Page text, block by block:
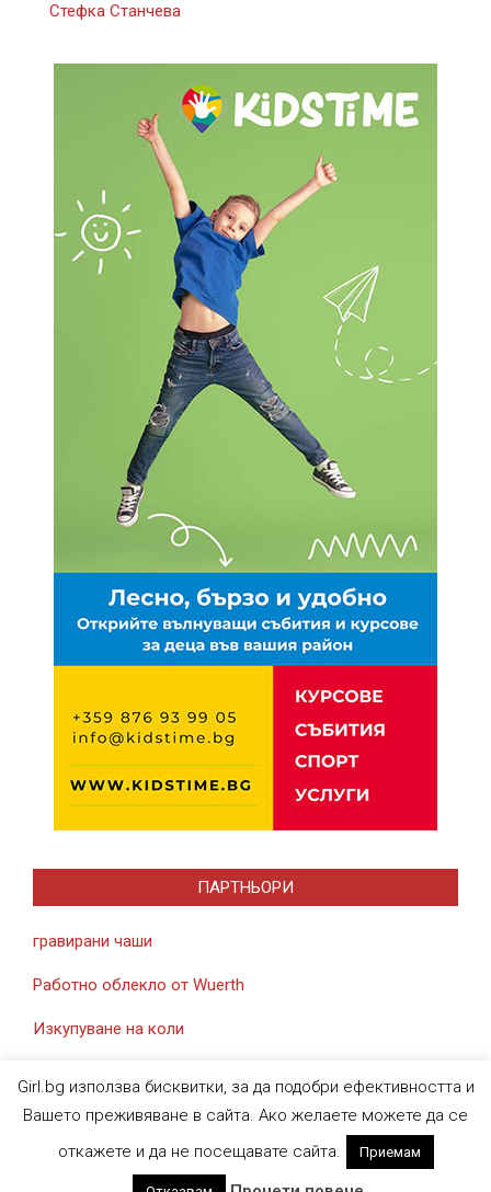
Стефка Станчева
ПАРТНЬОРИ
гравирани чаши
Работно облекло от Wuerth
Изкупуване на коли
Designed usingMagazine News Byte. Powered byWordPress
Girl.bg използва бисквитки, за да подобри ефективността и
Вашето преживяване в сайта. Ако желаете можете да се
откажете и да не посещавате сайта.
Приемам